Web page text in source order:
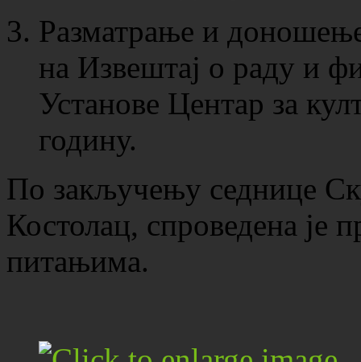
Разматрање и
на Извештај о раду и
Установе Центар за
годину.
По закључењу седнице
Костолац, спроведена је
питањима.